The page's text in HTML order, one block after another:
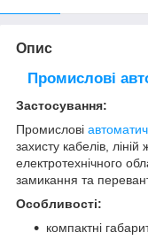
Опис
Промислові
Застосування:
Промислові
захисту кабелів,
електротехнічного
замикання та
Особливості:
компактні